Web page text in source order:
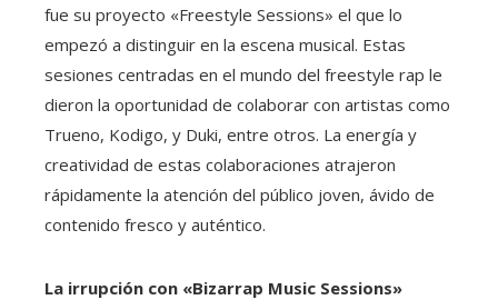
fue su proyecto «Freestyle Sessions» el que lo
empezó a distinguir en la escena musical. Estas
sesiones centradas en el mundo del freestyle rap le
dieron la oportunidad de colaborar con artistas como
Trueno, Kodigo, y Duki, entre otros. La energía y
creatividad de estas colaboraciones atrajeron
rápidamente la atención del público joven, ávido de
contenido fresco y auténtico.
La irrupción con «Bizarrap Music Sessions»